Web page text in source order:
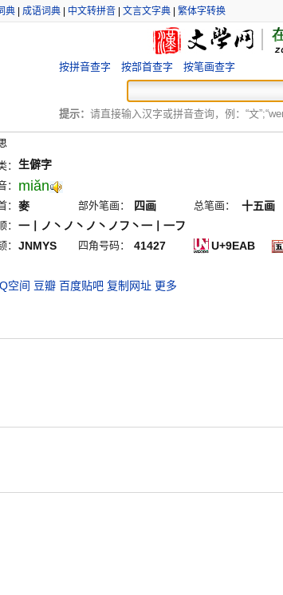
典| 成语词典| 中文转拼音| 文言文字典| 繁体字转换
按拼音查字 按部首查字 按笔画查字
提示： 请直接输入汉字或拼音查询，例：“文”;“
： 生僻字
： miăn
： 麥 部外笔画： 四画 总笔画： 十五画
： 一丨ノ丶ノ丶ノ丶ノフ丶一丨一フ
： JNMYS 四角号码： 41427 U+9EAB
空间 豆瓣 百度贴吧 复制网址 更多